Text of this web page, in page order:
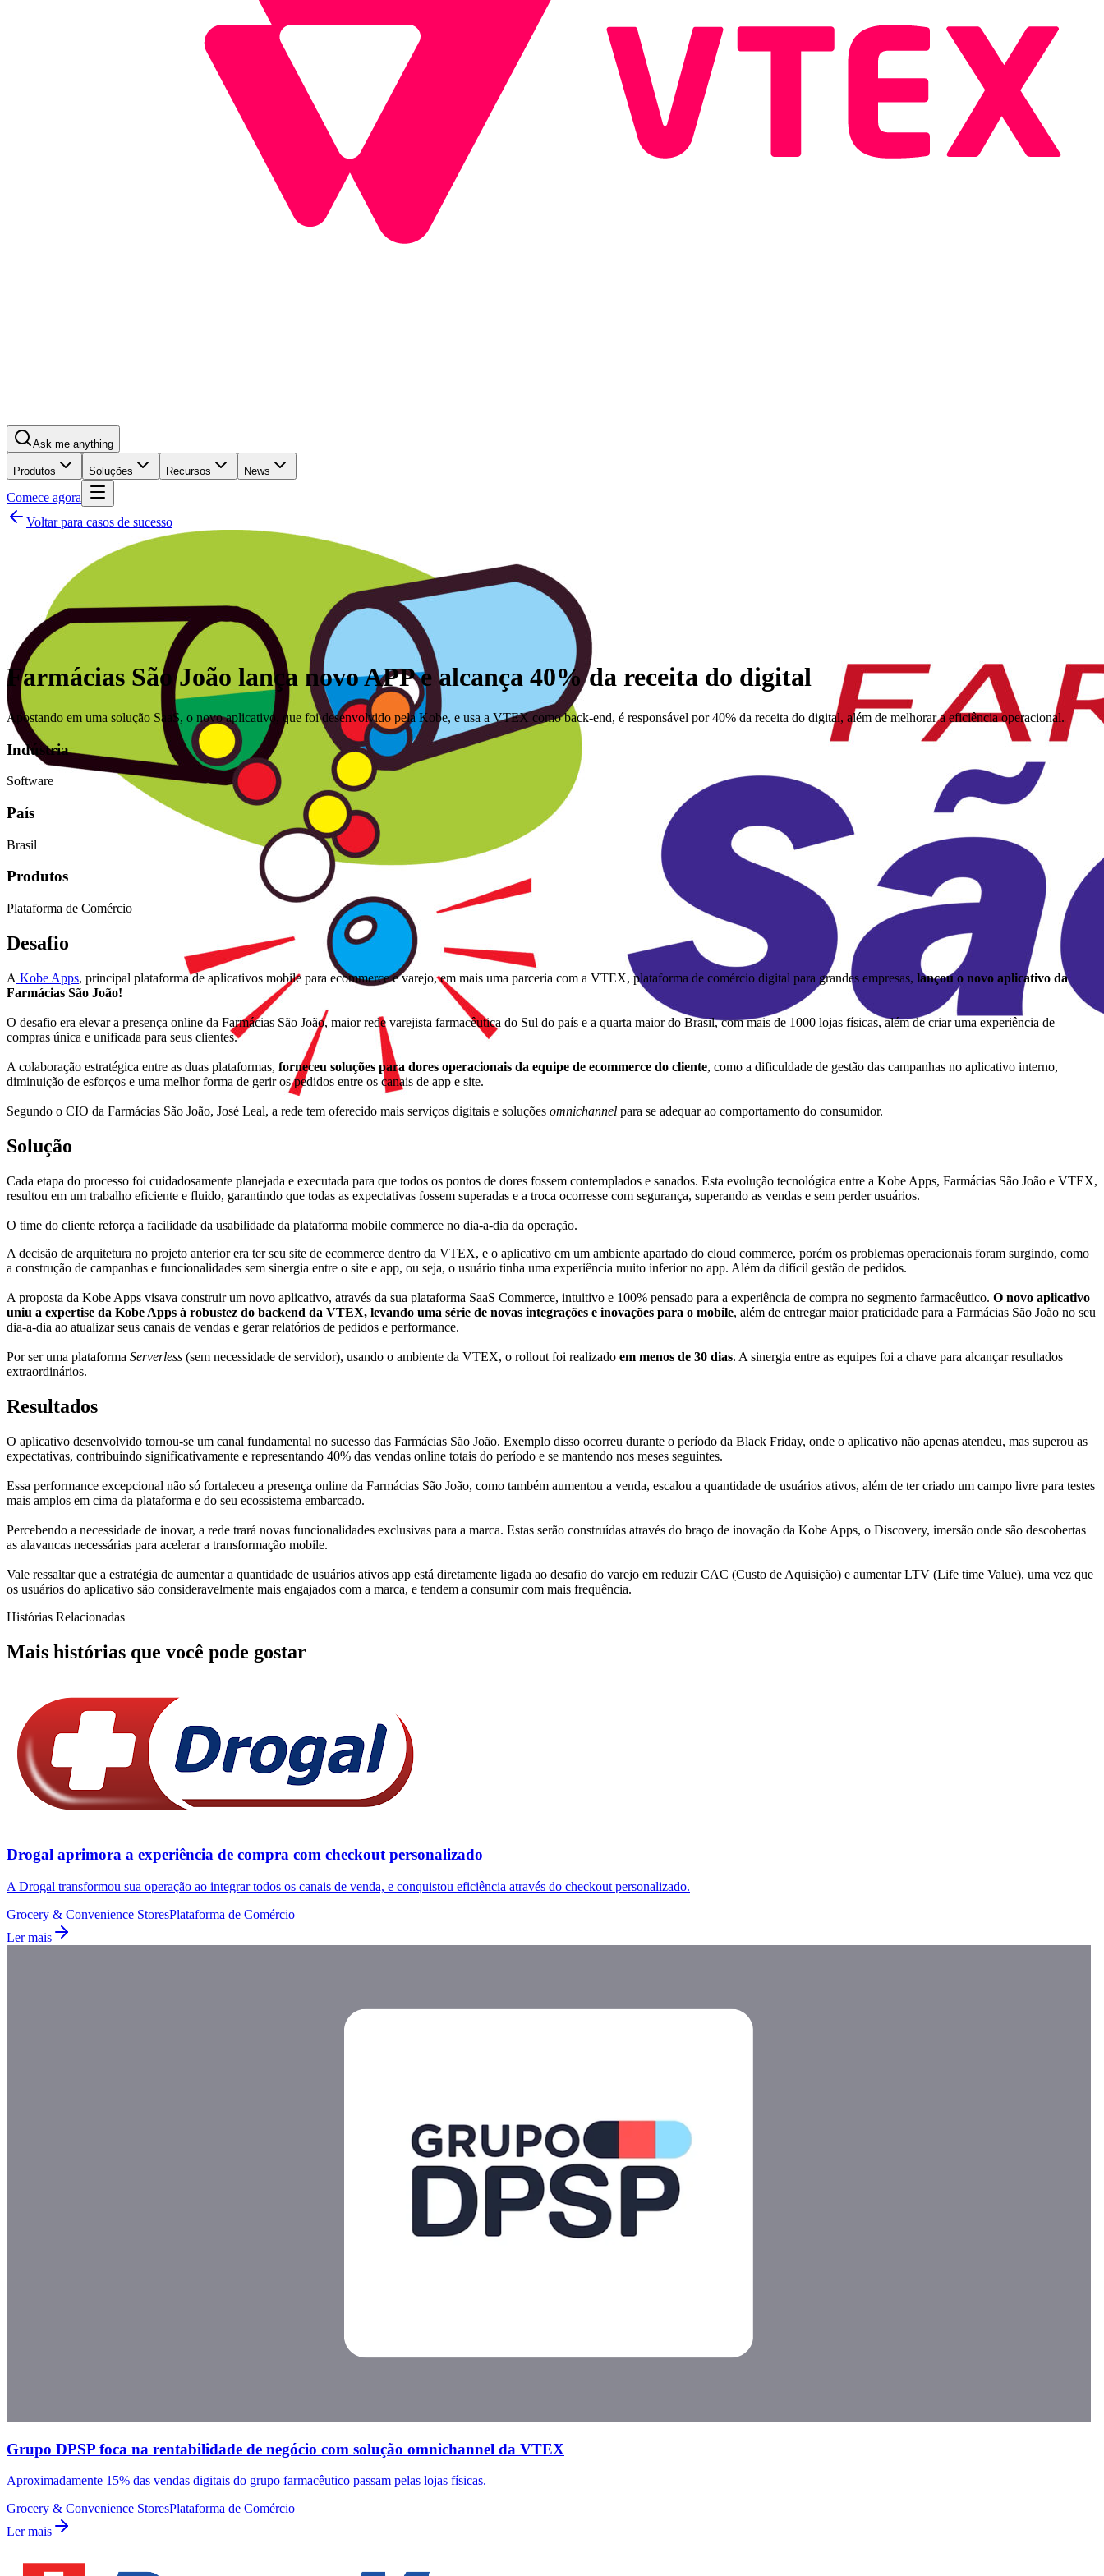
Ask me anything
Produtos Soluções Recursos News
Comece agora
Voltar para casos de sucesso
Farmácias São João lança novo APP e alcança 40% da receita do digital
Apostando em uma solução SaaS, o novo aplicativo, que foi desenvolvido pela Kobe, e usa a VTEX como back-end, é responsável por 40% da receita do digital, além de melhorar a eficiência operacional.
Indústria
Software
País
Brasil
Produtos
Plataforma de Comércio
Desafio
A Kobe Apps, principal plataforma de aplicativos mobile para ecommerce e varejo, em mais uma parceria com a VTEX, plataforma de comércio digital para grandes empresas, lançou o novo aplicativo da
Farmácias São João!
O desafio era elevar a presença online da Farmácias São João, maior rede varejista farmacêutica do Sul do país e a quarta maior do Brasil, com mais de 1000 lojas físicas, além de criar uma experiência de
compras única e unificada para seus clientes.
A colaboração estratégica entre as duas plataformas, forneceu soluções para dores operacionais da equipe de ecommerce do cliente, como a dificuldade de gestão das campanhas no aplicativo interno,
diminuição de esforços e uma melhor forma de gerir os pedidos entre os canais de app e site.
Segundo o CIO da Farmácias São João, José Leal, a rede tem oferecido mais serviços digitais e soluções omnichannel para se adequar ao comportamento do consumidor.
Solução
Cada etapa do processo foi cuidadosamente planejada e executada para que todos os pontos de dores fossem contemplados e sanados. Esta evolução tecnológica entre a Kobe Apps, Farmácias São João e VTEX,
resultou em um trabalho eficiente e fluido, garantindo que todas as expectativas fossem superadas e a troca ocorresse com segurança, superando as vendas e sem perder usuários.
O time do cliente reforça a facilidade da usabilidade da plataforma mobile commerce no dia-a-dia da operação.
A decisão de arquitetura no projeto anterior era ter seu site de ecommerce dentro da VTEX, e o aplicativo em um ambiente apartado do cloud commerce, porém os problemas operacionais foram surgindo, como
a construção de campanhas e funcionalidades sem sinergia entre o site e app, ou seja, o usuário tinha uma experiência muito inferior no app. Além da difícil gestão de pedidos.
A proposta da Kobe Apps visava construir um novo aplicativo, através da sua plataforma SaaS Commerce, intuitivo e 100% pensado para a experiência de compra no segmento farmacêutico. O novo aplicativo
uniu a expertise da Kobe Apps à robustez do backend da VTEX, levando uma série de novas integrações e inovações para o mobile, além de entregar maior praticidade para a Farmácias São João no seu
dia-a-dia ao atualizar seus canais de vendas e gerar relatórios de pedidos e performance.
Por ser uma plataforma Serverless (sem necessidade de servidor), usando o ambiente da VTEX, o rollout foi realizado em menos de 30 dias. A sinergia entre as equipes foi a chave para alcançar resultados
extraordinários.
Resultados
O aplicativo desenvolvido tornou-se um canal fundamental no sucesso das Farmácias São João. Exemplo disso ocorreu durante o período da Black Friday, onde o aplicativo não apenas atendeu, mas superou as
expectativas, contribuindo significativamente e representando 40% das vendas online totais do período e se mantendo nos meses seguintes.
Essa performance excepcional não só fortaleceu a presença online da Farmácias São João, como também aumentou a venda, escalou a quantidade de usuários ativos, além de ter criado um campo livre para testes
mais amplos em cima da plataforma e do seu ecossistema embarcado.
Percebendo a necessidade de inovar, a rede trará novas funcionalidades exclusivas para a marca. Estas serão construídas através do braço de inovação da Kobe Apps, o Discovery, imersão onde são descobertas
as alavancas necessárias para acelerar a transformação mobile.
Vale ressaltar que a estratégia de aumentar a quantidade de usuários ativos app está diretamente ligada ao desafio do varejo em reduzir CAC (Custo de Aquisição) e aumentar LTV (Life time Value), uma vez que
os usuários do aplicativo são consideravelmente mais engajados com a marca, e tendem a consumir com mais frequência.
Histórias Relacionadas
Mais histórias que você pode gostar
Drogal aprimora a experiência de compra com checkout personalizado
A Drogal transformou sua operação ao integrar todos os canais de venda, e conquistou eficiência através do checkout personalizado.
Grocery & Convenience StoresPlataforma de Comércio
Ler mais
Grupo DPSP foca na rentabilidade de negócio com solução omnichannel da VTEX
Aproximadamente 15% das vendas digitais do grupo farmacêutico passam pelas lojas físicas.
Grocery & Convenience StoresPlataforma de Comércio
Ler mais